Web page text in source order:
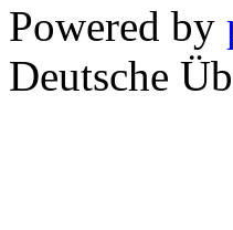
Powered by
Deutsche